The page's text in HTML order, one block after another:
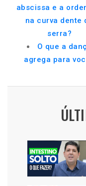
abscissa e a
na curva dente
serra?
O que a
agrega para